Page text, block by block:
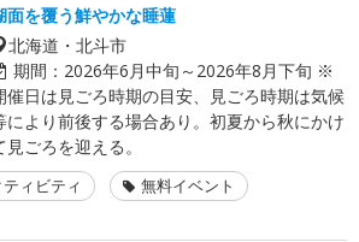
面を覆う鮮やかな睡蓮
北海道・北斗市
期間： 2026年6月中旬～2026年8月下旬 ※
催日は見ごろ時期の目安、見ごろ時期は気候
により前後する場合あり。初夏から秋にかけ
見ごろを迎える。
ィビティ 無料イベント